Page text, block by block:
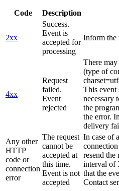
Code Description
2xx
Success.
Event is
accepted for
processing
Inform the
4xx
Request
failed.
Event
rejected
There
(type of
This event
necessary
the
the error.
delivery
Any other
HTTP
code or
connection
error
The request
cannot be
accepted at
this time.
Event is not
accepted
In case of
resend the
interval of
that the
Contact